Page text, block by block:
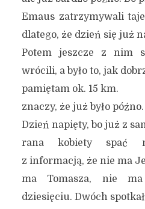
Emaus zatrzymywali
dlatego, że dzień się już
Potem jeszcze z nim
wrócili, a było to, jak
pamiętam ok. 15 km.
znaczy, że już było późno.
Dzień napięty, bo już z
rana kobiety spać
z informacją, że nie ma
ma Tomasza, nie
dziesięciu. Dwóch